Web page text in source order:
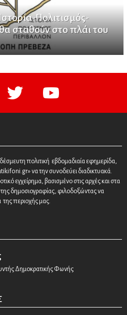
Πολιτισμός-
σταθούν στο πλάι του
twitter
πολιτική εβδομαδιαία εφημερίδα,
να την συνοδεύει διαδικτυακά.
εγχείρημα, βασισμένο στις αρχές και στα
δημοσιογραφίας, φιλοδοξώντας να
της περιοχής μας.
Δημοκρατικής Φωνής